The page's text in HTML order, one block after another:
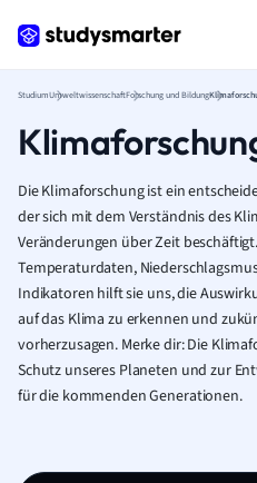
StudiumUmweltwissenschaftForschung und Bildung
Die Klimaforschung ist ein
der sich mit dem Verständnis des
Veränderungen über Zeit
Temperaturdaten,
Indikatoren hilft sie uns, die
auf das Klima zu erkennen und
vorherzusagen. Merke dir: Die
Schutz unseres Planeten und zur
für die kommenden Generationen.